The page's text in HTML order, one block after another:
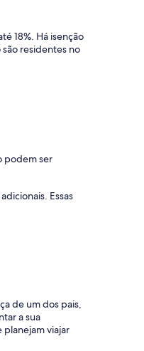
18%. Há isenção
residentes no
podem ser
Essas
de um dos pais,
a sua
viajar